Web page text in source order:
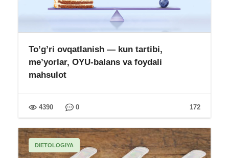
To’g’ri ovqatlanish — kun tartibi,
me’yorlar, OYU-balans va foydali
mahsulot
172
4390 0
DIETOLOGIYA